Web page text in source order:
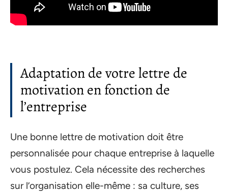
Adaptation de votre lettre de
motivation en fonction de
l’entreprise
Une bonne lettre de motivation doit être
personnalisée pour chaque entreprise à laquelle
vous postulez. Cela nécessite des recherches
sur l’organisation elle-même : sa culture, ses